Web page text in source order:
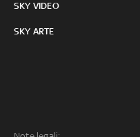
SKY VIDEO
SKY ARTE